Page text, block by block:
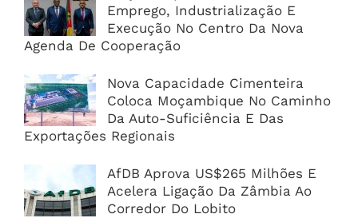
Emprego, Industrialização E
Execução No Centro Da Nova
Agenda De Cooperação
Nova Capacidade Cimenteira
Coloca Moçambique No Caminho
Da Auto-Suficiência E Das
Exportações Regionais
AfDB Aprova US$265 Milhões E
Acelera Ligação Da Zâmbia Ao
Corredor Do Lobito